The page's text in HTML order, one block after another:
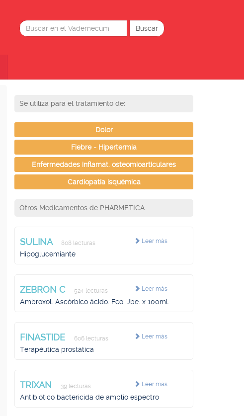
Se utiliza para el tratamiento de:
Dolor
Fiebre - Hipertermia
Enfermedades inflamat. osteomioarticulares
Cardiopatía isquémica
Otros Medicamentos de PHARMETICA
Leer más
SULINA 808 lecturas
Hipoglucemiante
Leer más
ZEBRON C 524 lecturas
Ambroxol. Ascórbico ácido. Fco. Jbe. x 100ml.
Leer más
FINASTIDE 606 lecturas
Terapéutica prostática
Leer más
TRIXAN 39 lecturas
Antibiótico bactericida de amplio espectro